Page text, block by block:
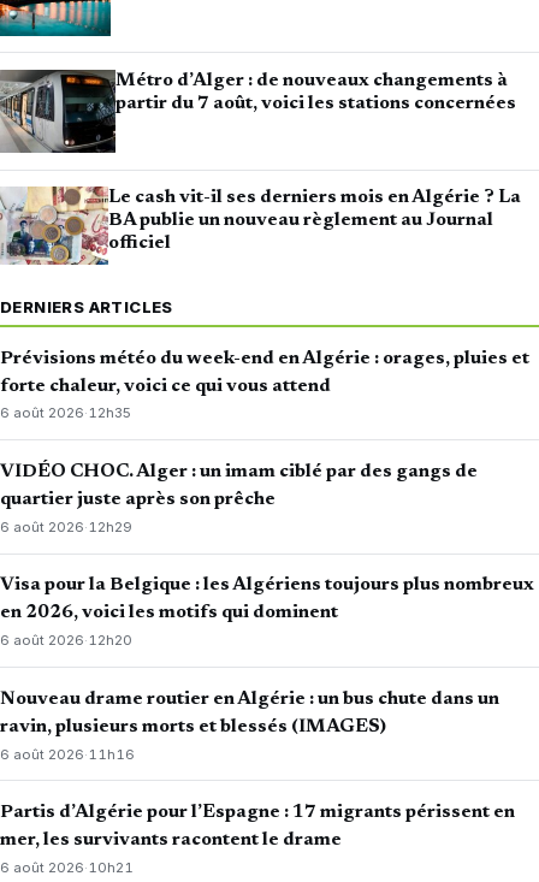
Métro d’Alger : de nouveaux changements à
partir du 7 août, voici les stations concernées
Le cash vit-il ses derniers mois en Algérie ? La
BA publie un nouveau règlement au Journal
officiel
DERNIERS ARTICLES
Prévisions météo du week-end en Algérie : orages, pluies et
forte chaleur, voici ce qui vous attend
6 août 2026·12h35
VIDÉO CHOC. Alger : un imam ciblé par des gangs de
quartier juste après son prêche
6 août 2026· 12h29
Visa pour la Belgique : les Algériens toujours plus nombreux
en 2026, voici les motifs qui dominent
6 août 2026·12h20
Nouveau drame routier en Algérie : un bus chute dans un
ravin, plusieurs morts et blessés (IMAGES)
6 août 2026· 11h16
Partis d’Algérie pour l’Espagne : 17 migrants périssent en
mer, les survivants racontent le drame
6 août 2026·10h21